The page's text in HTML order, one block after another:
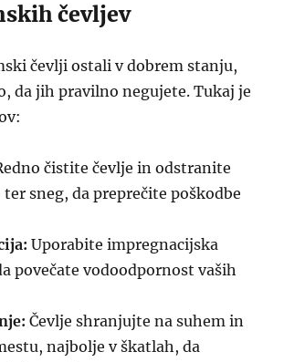
čevljev
čevlji ostali v dobrem stanju,
da jih pravilno negujete. Tukaj je
čistite čevlje in odstranite
sneg, da preprečite poškodbe
Uporabite impregnacijska
povečate vodoodpornost vaših
Čevlje shranjujte na suhem in
najbolje v škatlah, da